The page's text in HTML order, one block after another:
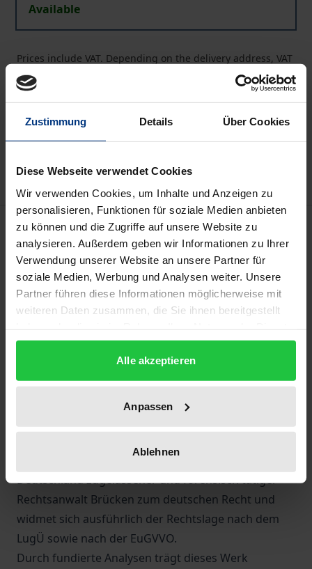
Zustimmung Details Über Cookies
Diese Webseite verwendet Cookies
Wir verwenden Cookies, um Inhalte und Anzeigen zu
personalisieren, Funktionen für soziale Medien anbieten
zu können und die Zugriffe auf unsere Website zu
analysieren. Außerdem geben wir Informationen zu Ihrer
Verwendung unserer Website an unsere Partner für
soziale Medien, Werbung und Analysen weiter. Unsere
Partner führen diese Informationen möglicherweise mit
weiteren Daten zusammen, die Sie ihnen bereitgestellt
gesammelt haben.
Alle akzeptieren
Anpassen
Ablehnen
Available
Prices include VAT. Depending on the delivery address, VAT
may vary at checkout.
Description
Die vorliegende Dissertation befasst sich mit der
zivilgerichtlichen Zuständigkeit in Fällen der
mehrfachen Klagebegründung qua materiell-
zivilprozessualen Grundsatzproblem hat sich die
schweizerische Doktrin bis anhin nur sporadisch
auseinandergesetzt. Das Werk bietet hierzu
erstmalig eine umfassende Übersicht, indem es
berücksichtigt. Dabei schlägt der Autor als in
Deutschland zugelassener und forensisch tätiger
Rechtsanwalt Brücken zum deutschen Recht und
widmet sich ausführlich der Rechtslage nach dem
LugÜ sowie nach der EuGVVO.
Durch fundierte Analysen trägt dieses Werk